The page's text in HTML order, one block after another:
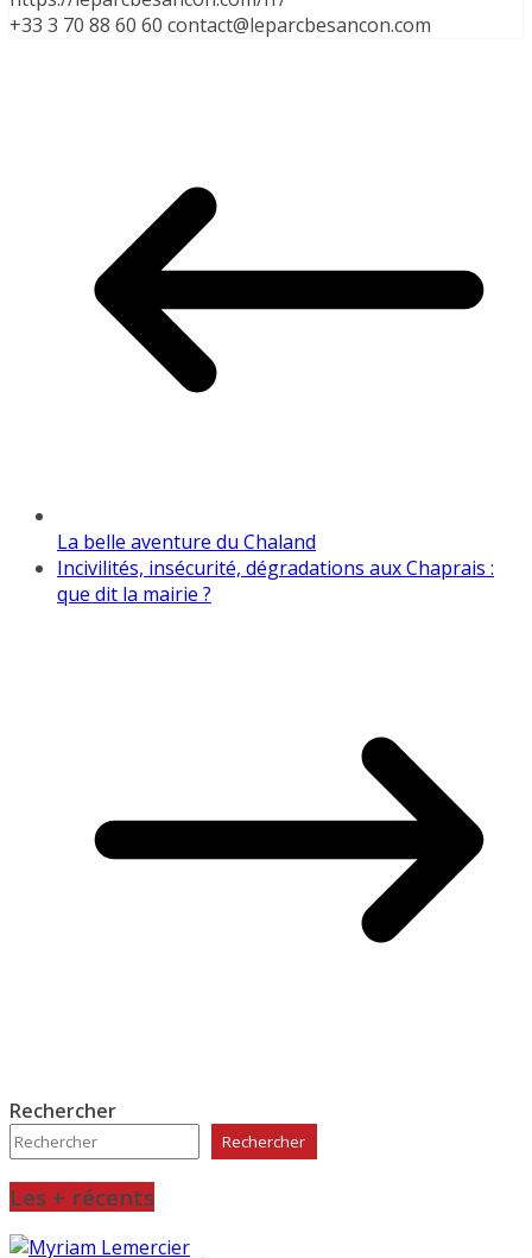
+33 3 70 88 60 60 contact@leparcbesancon.com
La belle aventure du Chaland
Incivilités, insécurité, dégradations aux Chaprais :
que dit la mairie ?
Rechercher
Rechercher
Les + récents